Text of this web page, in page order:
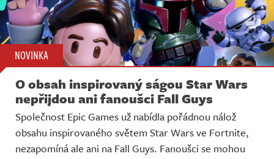
NOVINKA
O obsah inspirovaný ságou Star Wars
nepřijdou ani fanoušci Fall Guys
Společnost Epic Games už nabídla pořádnou nálož
obsahu inspirovaného světem Star Wars ve Fortnite,
nezapomíná ale ani na Fall Guys. Fanoušci se mohou